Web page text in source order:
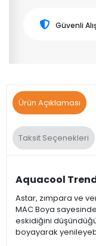
Güvenli
Ürün Açıklaması
Taksit Seçenekleri
Aquacool
Astar, zımpara ve
MAC Boya sayesinde
eskidiğini
boyayarak